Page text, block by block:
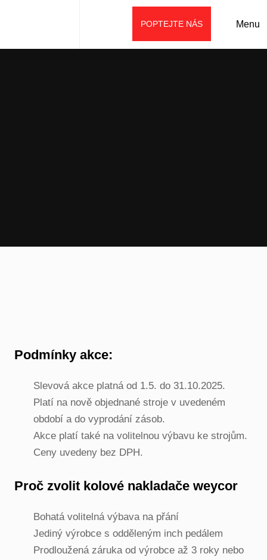
Menu
POPTEJTE NÁS
Podmínky akce:
Slevová akce platná od 1.5. do 31.10.2025.
Platí na nově objednané stroje v uvedeném
období a do vyprodání zásob.
Akce platí také na volitelnou výbavu ke strojům.
Ceny uvedeny bez DPH.
Proč zvolit kolové nakladače weycor
Bohatá volitelná výbava na přání
Jediný výrobce s odděleným inch pedálem
Prodloužená záruka od výrobce až 3 roky nebo